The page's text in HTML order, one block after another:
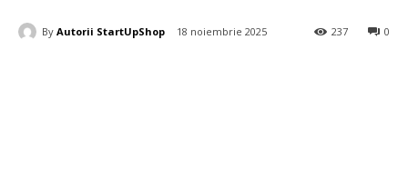
By Autorii StartUpShop 18 noiembrie 2025 0
237